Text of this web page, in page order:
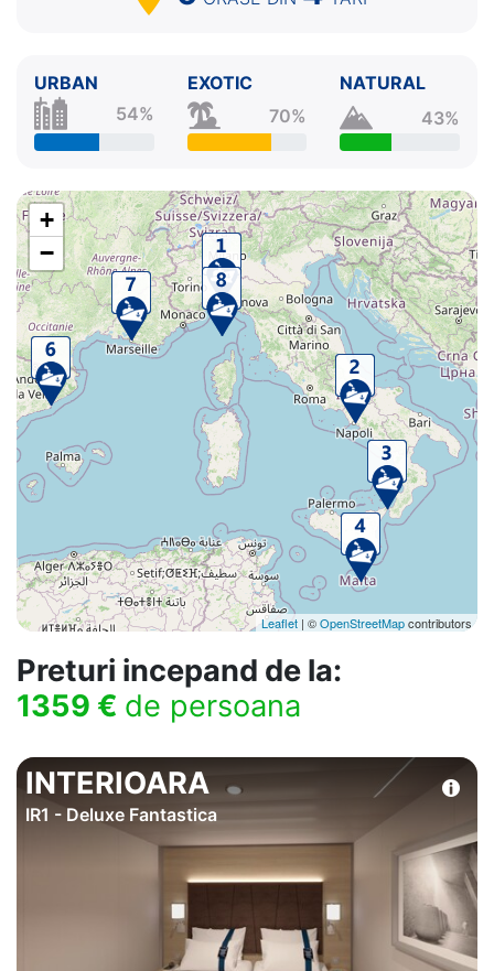
Italia
URBAN
54%
EXOTIC
70%
NATURAL
43%
+
−
Leaflet | ©OpenStreetMapcontributors
Preturi incepand de la:
1359 € de persoana
INTERIOARA
IR1 - Deluxe Fantastica